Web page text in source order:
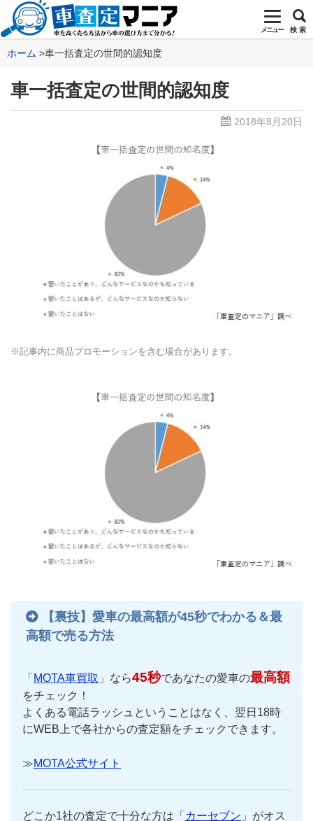
メニュー 検 索
ホーム 車一括査定の世間的認知度
車一括査定の世間的認知度
2018年8月20日
※記事内に商品プロモーションを含む場合があります。
【裏技】愛車の最高額が45秒でわかる＆最
高額で売る方法
「 MOTA車買取 」なら45秒であなたの愛車の最高額
をチェック！
よくある電話ラッシュということはなく、翌日18時
にWEB上で各社からの査定額をチェックできます。
≫MOTA公式サイト
どこか1社の査定で十分な方は「 カーセブン 」がオス